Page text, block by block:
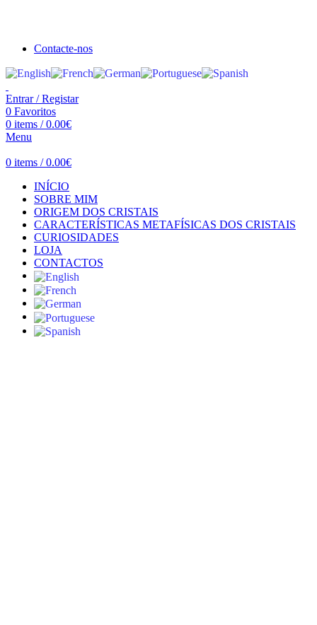
Contacte-nos
Entrar / Registar
0 Favoritos
0 items / 0.00€
Menu
0 items / 0.00€
INÍCIO
SOBRE MIM
ORIGEM DOS CRISTAIS
CARACTERÍSTICAS METAFÍSICAS DOS CRISTAIS
CURIOSIDADES
LOJA
CONTACTOS